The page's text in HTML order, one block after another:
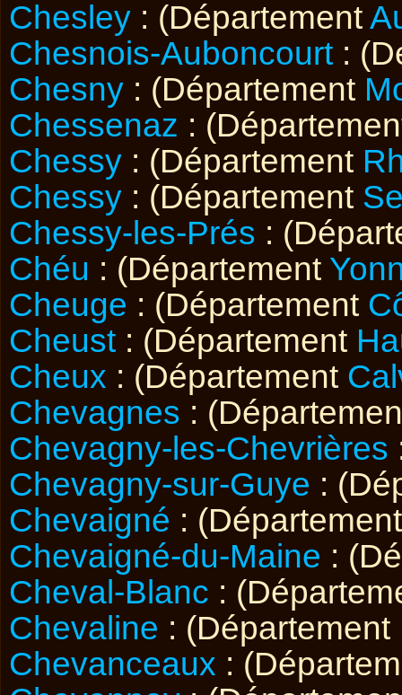
Chesley : (Département
Chesnois-Auboncourt :
Chesny : (Département
Chessenaz :
Chessy : (Département
Chessy : (Département
Chessy-les-Prés :
Chéu : (Département
Cheuge : (Département
Cheust : (Département
Cheux : (Département
Chevagnes :
Chevagny-les-Chevrières
Chevagny-sur-Guye :
Chevaigné :
Chevaigné-du-Maine :
Cheval-Blanc :
Chevaline : (Département
Chevanceaux :